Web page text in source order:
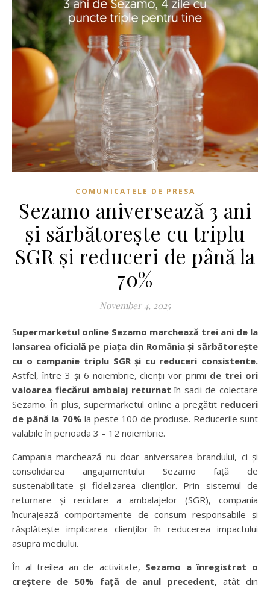
COMUNICATELE DE PRESA
Sezamo aniversează 3 ani
și sărbătorește cu triplu
SGR și reduceri de până la
70%
November 4, 2025
Supermarketul online Sezamo marchează trei ani de la
lansarea oficială pe piața din România și sărbătorește
cu o campanie triplu SGR și cu reduceri consistente.
Astfel, între 3 și 6 noiembrie, clienții vor primi de trei ori
valoarea fiecărui ambalaj returnat în sacii de colectare
Sezamo. În plus, supermarketul online a pregătit reduceri
de până la 70% la peste 100 de produse. Reducerile sunt
valabile în perioada 3 – 12 noiembrie.
Campania marchează nu doar aniversarea brandului, ci și
consolidarea angajamentului Sezamo față de
sustenabilitate și fidelizarea clienților. Prin sistemul de
returnare și reciclare a ambalajelor (SGR), compania
încurajează comportamente de consum responsabile și
răsplătește implicarea clienților în reducerea impactului
asupra mediului.
În al treilea an de activitate, Sezamo a înregistrat o
creștere de 50% față de anul precedent,atât din